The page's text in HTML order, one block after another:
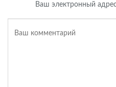
Ваш электронный